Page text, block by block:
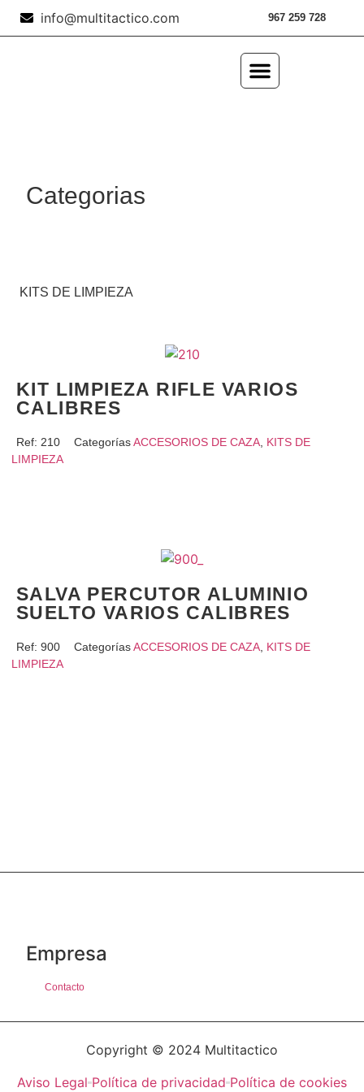
info@multitactico.com 967 259 728
Categorias
KITS DE LIMPIEZA
KIT LIMPIEZA RIFLE VARIOS
CALIBRES
Ref: 210 CategoríasACCESORIOS DE CAZA KITS DE
LIMPIEZA
SALVA PERCUTOR ALUMINIO
SUELTO VARIOS CALIBRES
Ref: 900 CategoríasACCESORIOS DE CAZA, KITS DE
LIMPIEZA
Empresa
Contacto
Copyright © 2024 Multitactico
Aviso Legal Política de privacidad Política de cookies